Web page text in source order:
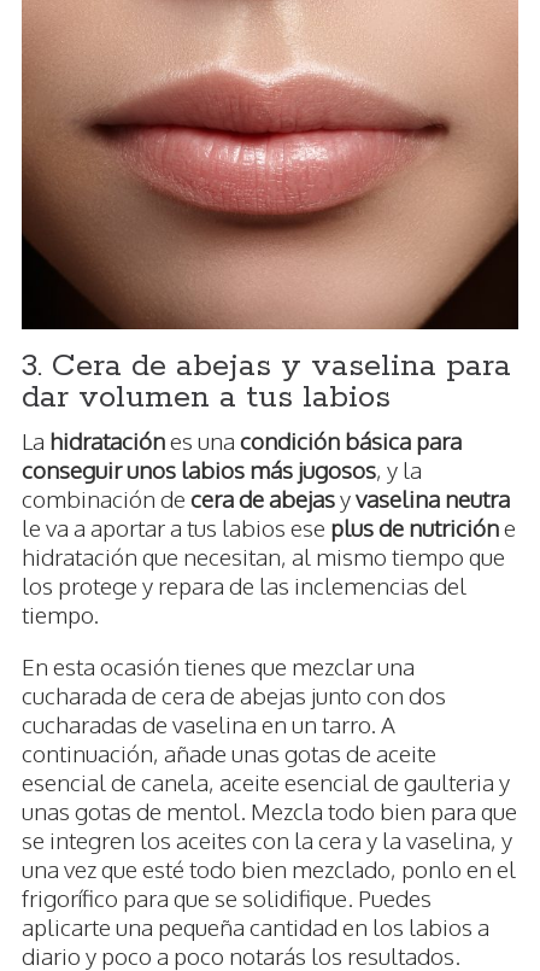
3. Cera de abejas y vaselina para
dar volumen a tus labios
La hidrataciónes una condición básica para
conseguir unos labios más jugosos, y la
combinación de cera de abejasyvaselina neutra
le va a aportar a tus labios ese plus de nutricióne
hidratación que necesitan, al mismo tiempo que
los protege y repara de las inclemencias del
tiempo.
En esta ocasión tienes que mezclar una
cucharada de cera de abejas junto con dos
cucharadas de vaselina en un tarro. A
continuación, añade unas gotas de aceite
esencial de canela, aceite esencial de gaulteria y
unas gotas de mentol. Mezcla todo bien para que
se integren los aceites con la cera y la vaselina, y
una vez que esté todo bien mezclado, ponlo en el
frigorífico para que se solidifique. Puedes
aplicarte una pequeña cantidad en los labios a
diario y poco a poco notarás los resultados.